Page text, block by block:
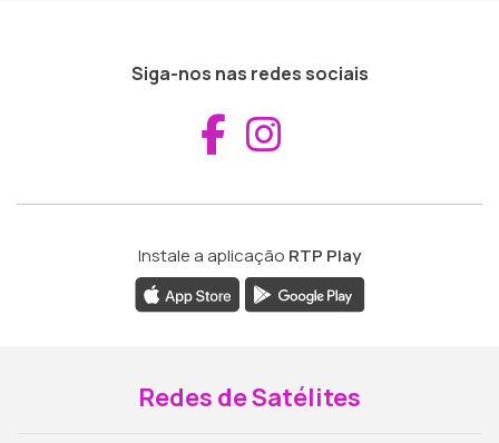
Siga-nos nas redes sociais
Aceder ao
Instale a aplicação RTP Play
Redes de Satélites